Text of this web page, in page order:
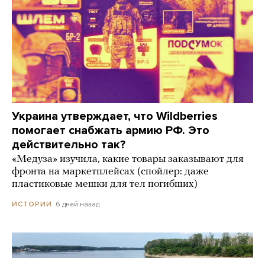
Украина утверждает, что Wildberries
помогает снабжать армию РФ. Это
действительно так?
«Медуза» изучила, какие товары заказывают для
фронта на маркетплейсах (спойлер: даже
пластиковые мешки для тел погибших)
ИСТОРИИ 6 дней назад